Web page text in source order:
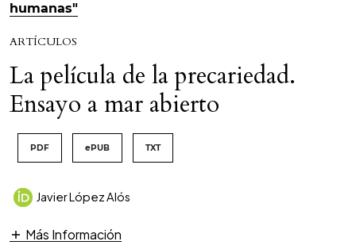
humanas"
ARTÍCULOS
La película de la precariedad.
Ensayo a mar abierto
PDF ePUB TXT
Javier López Alós
Más Información